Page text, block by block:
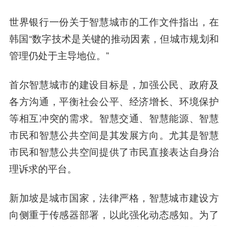
世界银行一份关于智慧城市的工作文件指出，在
韩国“数字技术是关键的推动因素，但城市规划和
管理仍处于主导地位。”
首尔智慧城市的建设目标是，加强公民、政府及
各方沟通，平衡社会公平、经济增长、环境保护
等相互冲突的需求。智慧交通、 智慧能源、智慧
市民和智慧公共空间是其发展方向。尤其是智慧
市民和智慧公共空间提供了市民直接表达自身治
理诉求的平台。
新加坡是城市国家，法律严格，智慧城市建设方
向侧重于传感器部署，以此强化动态感知。为了